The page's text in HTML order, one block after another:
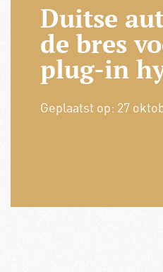
Duitse
de bres
plug-in
Geplaatst op: 27